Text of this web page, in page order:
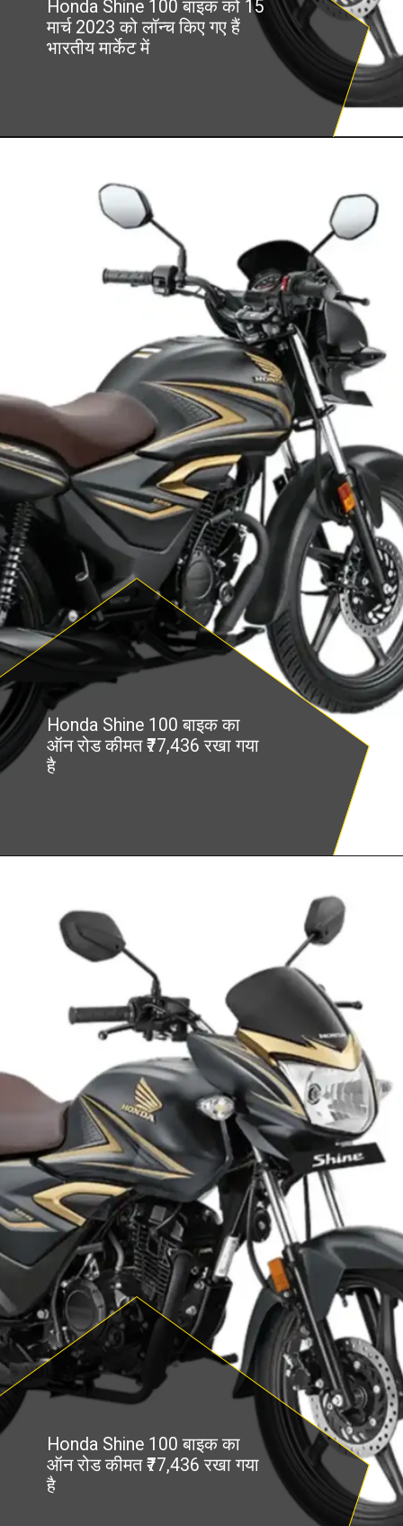
Honda Shine 100 बाइक को 15
मार्च 2023 को लॉन्च किए गए हैं
भारतीय मार्केट में
Honda Shine 100 बाइक का
ऑन रोड कीमत ₹77,436 रखा गया
है
Honda Shine 100 बाइक का
ऑन रोड कीमत ₹77,436 रखा गया
है